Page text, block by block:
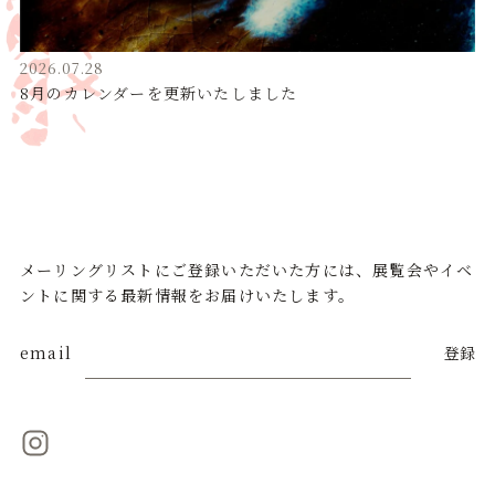
2026.07.28
8月のカレンダーを更新いたしました
メーリングリストにご登録いただいた方には、展覧会やイベ
ントに関する最新情報をお届けいたします。
email 登録